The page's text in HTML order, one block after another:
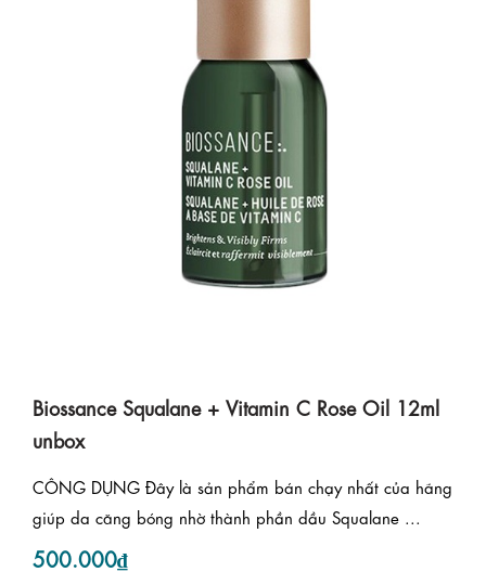
Biossance Squalane + Vitamin C Rose Oil 12ml
unbox
CÔNG DỤNG Đây là sản phẩm bán chạy nhất của hãng
giúp da căng bóng nhờ thành phần dầu Squalane ...
500.000₫